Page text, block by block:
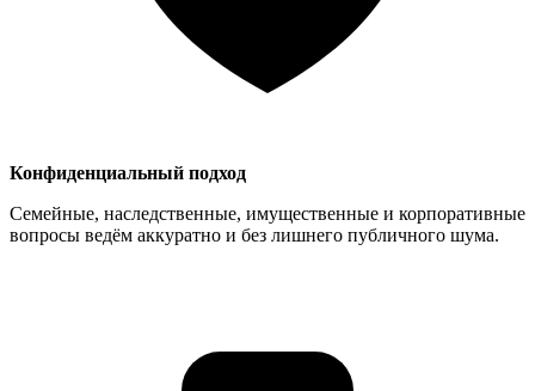
Конфиденциальный подход
Семейные, наследственные, имущественные и корпоративные
вопросы ведём аккуратно и без лишнего публичного шума.